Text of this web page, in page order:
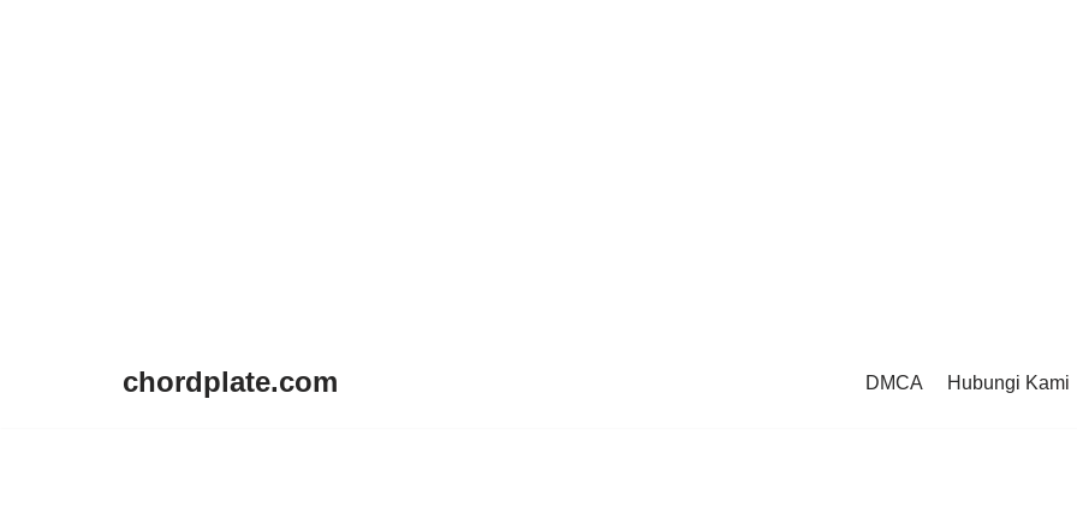
chordplate.com DMCA Hubungi Kami